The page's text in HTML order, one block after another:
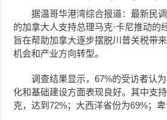
据温哥华港湾综合报道：最新民
的加拿大人支持总理马克·卡尼推动的
旨在帮助加拿大逐步摆脱川普关税带
机会和产业方向转型。
调查结果显示，67%的受访者认
化和基础建设方面表现良好。其中支
克，达到72%；大西洋省份为69%；卑